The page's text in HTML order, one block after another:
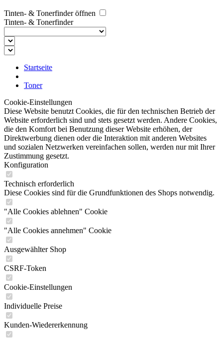
Tinten- & Tonerfinder öffnen
Tinten- & Tonerfinder
Startseite
Toner
Cookie-Einstellungen
Diese Website benutzt Cookies, die für den technischen Betrieb der
Website erforderlich sind und stets gesetzt werden. Andere Cookies,
die den Komfort bei Benutzung dieser Website erhöhen, der
Direktwerbung dienen oder die Interaktion mit anderen Websites
und sozialen Netzwerken vereinfachen sollen, werden nur mit Ihrer
Zustimmung gesetzt.
Konfiguration
Technisch erforderlich
Diese Cookies sind für die Grundfunktionen des Shops notwendig.
"Alle Cookies ablehnen" Cookie
"Alle Cookies annehmen" Cookie
Ausgewählter Shop
CSRF-Token
Cookie-Einstellungen
Individuelle Preise
Kunden-Wiedererkennung